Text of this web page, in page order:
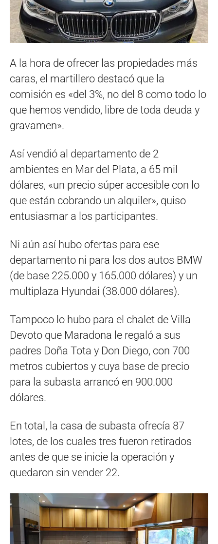
A la hora de ofrecer las propiedades más
caras, el martillero destacó que la
comisión es «del 3%, no del 8 como todo lo
que hemos vendido, libre de toda deuda y
gravamen».
Así vendió al departamento de 2
ambientes en Mar del Plata, a 65 mil
dólares, «un precio súper accesible con lo
que están cobrando un alquiler», quiso
entusiasmar a los participantes.
Ni aún así hubo ofertas para ese
departamento ni para los dos autos BMW
(de base 225.000 y 165.000 dólares) y un
multiplaza Hyundai (38.000 dólares).
Tampoco lo hubo para el chalet de Villa
Devoto que Maradona le regaló a sus
padres Doña Tota y Don Diego, con 700
metros cubiertos y cuya base de precio
para la subasta arrancó en 900.000
dólares.
En total, la casa de subasta ofrecía 87
lotes, de los cuales tres fueron retirados
antes de que se inicie la operación y
quedaron sin vender 22.